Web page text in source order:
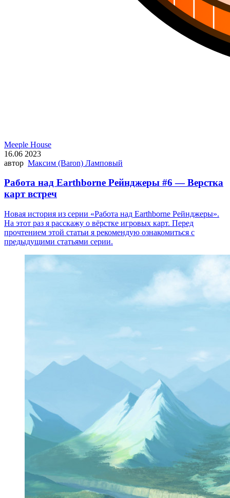
Meeple House
16.06 2023
автор Максим (Baron) Ламповый
Работа над Earthborne Рейнджеры #6 — Верстка
карт встреч
Новая история из серии «Работа над Earthborne Рейнджеры».
На этот раз я расскажу о вёрстке игровых карт. Перед
прочтением этой статьи я рекомендую ознакомиться с
предыдущими статьями серии.